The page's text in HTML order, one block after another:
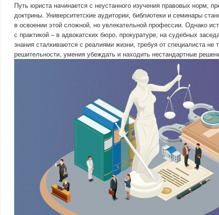
Путь юриста начинается с неустанного изучения правовых норм,
доктрины. Университетские аудитории, библиотеки и семинары
в освоении этой сложной, но увлекательной профессии. Однако
с практикой – в адвокатских бюро, прокуратуре, на судебных
знания сталкиваются с реалиями жизни, требуя от специалиста не
решительности, умения убеждать и находить нестандартные